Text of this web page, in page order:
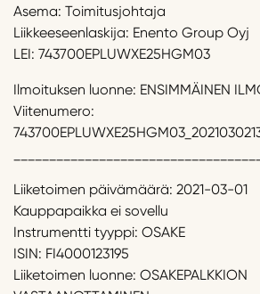
Asema: Toimitusjohtaja
Liikkeeseenlaskija: Enento Group Oyj
LEI: 743700EPLUWXE25HGM03
Ilmoituksen luonne: ENSIMMÄINEN
Viitenumero:
Liiketoimen päivämäärä: 2021-03-01
Kauppapaikka ei sovellu
Instrumentti tyyppi: OSAKE
ISIN: FI4000123195
Liiketoimen luonne: OSAKEPALKKION